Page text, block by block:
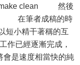
make clean 然後
在筆者成稿的時
短小精干著稱的互
作已經逐漸完成，
會是速度相當快的純